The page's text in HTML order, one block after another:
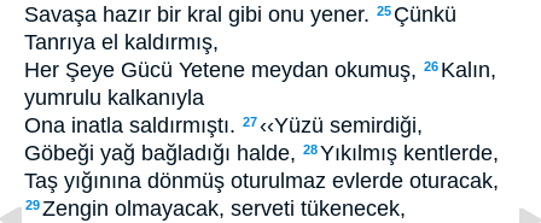
Savaşa hazır bir kral gibi onu yener. 25 Çünkü
Tanrıya el kaldırmış,
Her Şeye Gücü Yetene meydan okumuş, 26 Kalın,
yumrulu kalkanıyla
Ona inatla saldırmıştı. 27‹‹Yüzü semirdiği,
Göbeği yağ bağladığı halde, 28Yıkılmış kentlerde,
Taş yığınına dönmüş oturulmaz evlerde oturacak,
29Zengin olmayacak, serveti tükenecek,